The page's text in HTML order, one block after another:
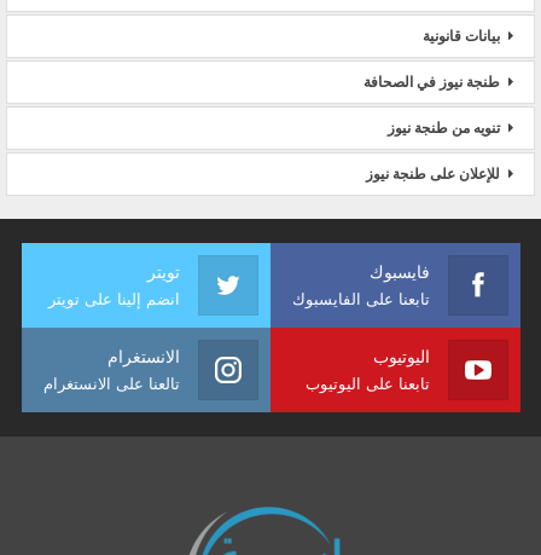
بيانات قانونية
طنجة نيوز في الصحافة
تنويه من طنجة نيوز
للإعلان على طنجة نيوز
فايسبوك
تابعنا على الفايسبوك
تويتر
انضم إلينا على تويتر
اليوتيوب
تابعنا على اليوتيوب
الانستغرام
تالعنا على الانستغرام